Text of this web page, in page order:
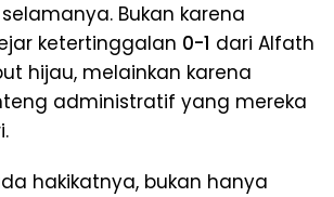
Bukan karena
ketertinggalan 0-1 dari Alfath
hijau, melainkan karena
administratif yang mereka
hakikatnya, bukan hanya